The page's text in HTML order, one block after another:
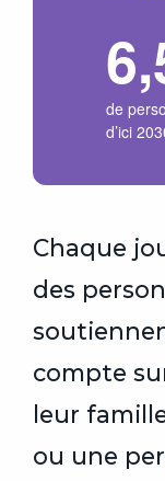
de
d’ici
Chaque
des
compte
leur
ou une